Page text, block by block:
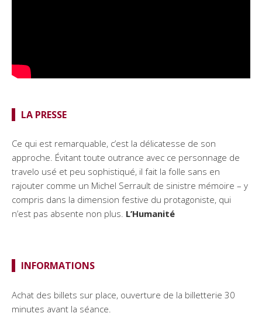
LA PRESSE
Ce qui est remarquable, c’est la délicatesse de son
approche. Évitant toute outrance avec ce personnage de
travelo usé et peu sophistiqué, il fait la folle sans en
rajouter comme un Michel Serrault de sinistre mémoire – y
compris dans la dimension festive du protagoniste, qui
n’est pas absente non plus. L’Humanité
INFORMATIONS
Achat des billets sur place, ouverture de la billetterie 30
minutes avant la séance.